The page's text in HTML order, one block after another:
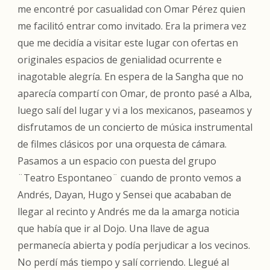
me encontré por casualidad con Omar Pérez quien
me facilitó entrar como invitado. Era la primera vez
que me decidía a visitar este lugar con ofertas en
originales espacios de genialidad ocurrente e
inagotable alegría. En espera de la Sangha que no
aparecía compartí con Omar, de pronto pasé a Alba,
luego salí del lugar y vi a los mexicanos, paseamos y
disfrutamos de un concierto de música instrumental
de filmes clásicos por una orquesta de cámara.
Pasamos a un espacio con puesta del grupo
¨Teatro Espontaneo¨ cuando de pronto vemos a
Andrés, Dayan, Hugo y Sensei que acababan de
llegar al recinto y Andrés me da la amarga noticia
que había que ir al Dojo. Una llave de agua
permanecía abierta y podía perjudicar a los vecinos.
No perdí más tiempo y salí corriendo. Llegué al